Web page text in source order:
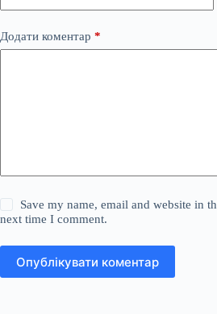
Додати коментар *
Save my name, email and website in
next time I comment.
Опублікувати коментар